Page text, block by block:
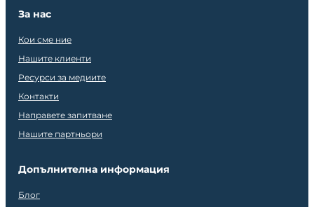
За нас
Кои сме ние
Нашите клиенти
Ресурси за медиите
Контакти
Направете запитване
Нашите партньори
Допълнителна информация
Блог